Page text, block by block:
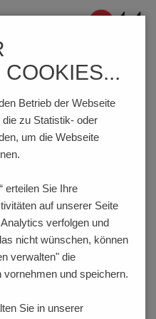
DIP-Schalter D13ASP
für das Produkt
die Ihren
Bestellcode wird dabei
Betrieb der Webseite
zu Statistik- oder
um die Webseite
erteilen Sie Ihre
auf unserer Seite
verfolgen und
nicht wünschen, können
verwalten" die
und speichern.
Sie in unserer